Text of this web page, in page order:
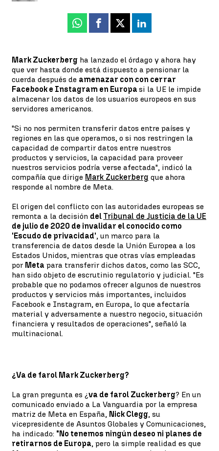
Whatsapp
Facebook
X Linkedin
Mark Zuckerberg ha lanzado el órdago y ahora hay
que ver hasta donde está dispuesto a pensionar la
cuerda después de amenazar con con cerrar
Facebook e Instagram en Europa si la UE le impide
almacenar los datos de los usuarios europeos en sus
servidores americanos.
"Si no nos permiten transferir datos entre países y
regiones en las que operamos, o si nos restringen la
capacidad de compartir datos entre nuestros
productos y servicios, la capacidad para proveer
nuestros servicios podría verse afectada", indicó la
compañía que dirige Mark Zuckerberg que ahora
responde al nombre de Meta.
El origen del conflicto con las autoridades europeas se
remonta a la decisión del Tribunal de Justicia de la UE
de julio de 2020 de invalidar el conocido como
'Escudo de privacidad', un marco para la
transferencia de datos desde la Unión Europea a los
Estados Unidos, mientras que otras vías empleadas
por Meta para transferir dichos datos, como las SCC,
han sido objeto de escrutinio regulatorio y judicial. "Es
probable que no podamos ofrecer algunos de nuestros
productos y servicios más importantes, incluidos
Facebook e Instagram, en Europa, lo que afectaría
material y adversamente a nuestro negocio, situación
financiera y resultados de operaciones", señaló la
multinacional.
¿Va de farol Mark Zuckerberg?
La gran pregunta es ¿va de farol Zuckerberg? En un
comunicado enviado a La Vanguardia por la empresa
matriz de Meta en España, Nick Clegg, su
vicepresidente de Asuntos Globales y Comunicaciones,
ha indicado: "No tenemos ningún deseo ni planes de
retirarnos de Europa, pero la simple realidad es que